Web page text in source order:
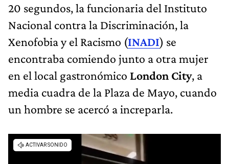
20 segundos, la funcionaria del Instituto
Nacional contra la Discriminación, la
Xenofobia y el Racismo (INADI) se
encontraba comiendo junto a otra mujer
en el local gastronómico London City, a
media cuadra de la Plaza de Mayo, cuando
un hombre se acercó a increparla.